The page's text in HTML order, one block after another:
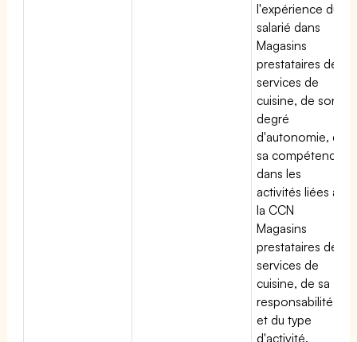
l'expérience du
salarié dans
Magasins
prestataires de
services de
cuisine, de son
degré
d'autonomie, de
sa compétence
dans les
activités liées à
la CCN
Magasins
prestataires de
services de
cuisine, de sa
responsabilité
et du type
d'activité.